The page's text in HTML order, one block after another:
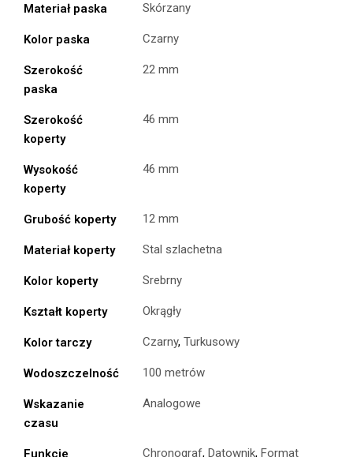
Materiał paska Skórzany
Kolor paska Czarny
Szerokość
paska
22 mm
Szerokość
koperty
46 mm
Wysokość
koperty
46 mm
Grubość koperty 12 mm
Materiał koperty Stal szlachetna
Kolor koperty Srebrny
Kształt koperty Okrągły
Kolor tarczy Czarny, Turkusowy
Wodoszczelność 100 metrów
Wskazanie
czasu
Analogowe
Chronograf, Datownik, Format